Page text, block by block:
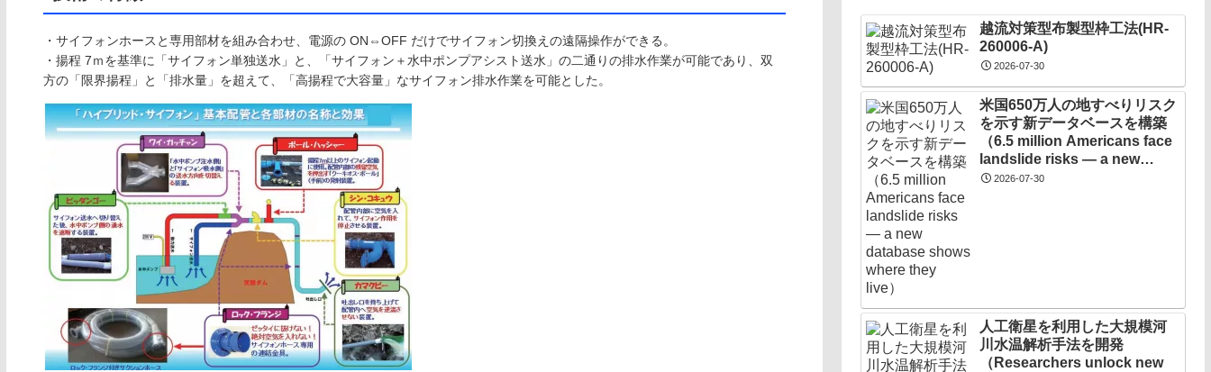
・サイフォンホースと専用部材を組み合わせ、電源の ON⇔OFF だけでサイフォン切換えの遠隔操作ができる。
・揚程 7ｍを基準に「サイフォン単独送水」と、「サイフォン＋水中ポンプアシスト送水」の二通りの排水作業が可能であり、双
方の「限界揚程」と「排水量」を超えて、「高揚程で大容量」なサイフォン排水作業を可能とした。
越流対策型布製型枠工法(HR-
260006-A)
2026-07-30
米国650万人の地すべりリスク
を示す新データベースを構築
（6.5 million Americans face
landslide risks — a new
database shows where they
2026-07-30
人工衛星を利用した大規模河
川水温解析手法を開発
（Researchers unlock new